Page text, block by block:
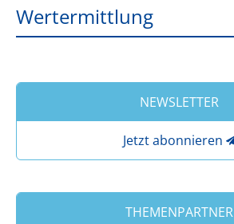
Wertermittlung
NEWSLETTER
Jetzt abonnieren
THEMENPARTNER